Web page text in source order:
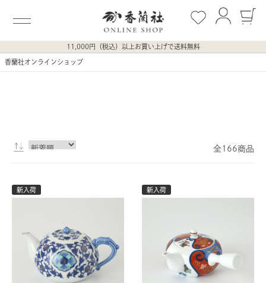
11,000円（税込）以上お買い上げで送料無料
香蘭社オンラインショップ
全166商品
新入荷 新入荷